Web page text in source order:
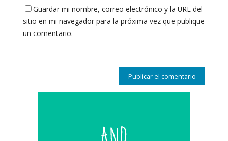
Guardar mi nombre, correo electrónico y la URL del
sitio en mi navegador para la próxima vez que publique
un comentario.